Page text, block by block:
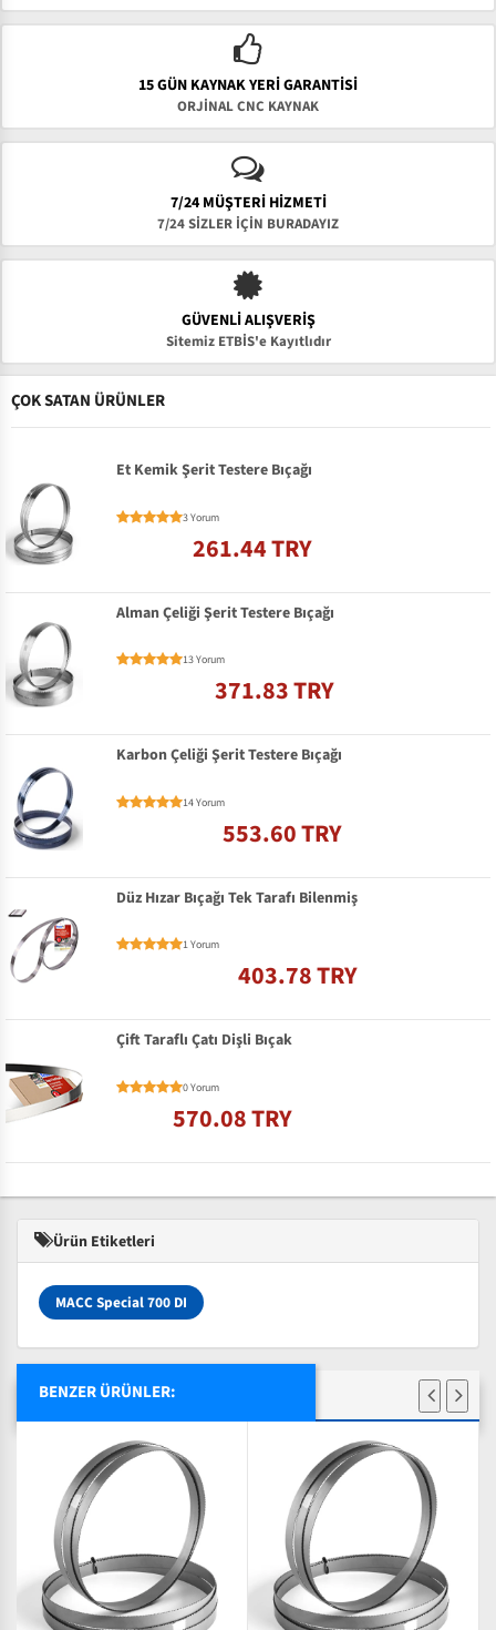
15 GÜN KAYNAK YERI GARANTISI
ORJİNAL CNC KAYNAK
7/24 MÜŞTERİ HİZMETİ
7/24 SİZLER İÇİN BURADAYIZ
GÜVENLI ALIŞVERIŞ
Sitemiz ETBİS'e Kayıtlıdır
ÇOK SATAN ÜRÜNLER
Et Kemik Şerit Testere Bıçağı
3 Yorum
261.44 TRY
Alman Çeliği Şerit Testere Bıçağı
13 Yorum
371.83 TRY
Karbon Çeliği Şerit Testere Bıçağı
14 Yorum
553.60 TRY
Düz Hızar Bıçağı Tek Tarafı Bilenmiş
1 Yorum
403.78 TRY
Çift Taraflı Çatı Dişli Bıçak
0 Yorum
570.08 TRY
Ürün Etiketleri
MACC Special 700 DI
BENZER ÜRÜNLER: